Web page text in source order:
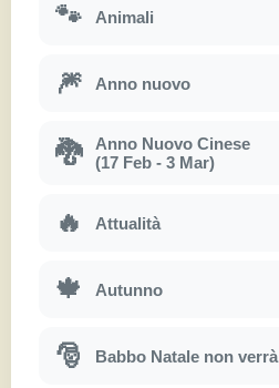
🐾 Animali
🎆 Anno nuovo
🐉
Anno Nuovo Cinese
(17 Feb - 3 Mar)
🔥 Attualità
🍁 Autunno
🎅 Babbo Natale non verrà